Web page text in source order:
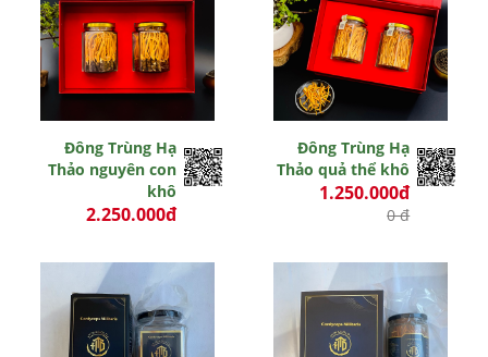
Đông Trùng Hạ
Thảo nguyên con
khô
2.250.000đ
Đông Trùng Hạ
Thảo quả thể khô
1.250.000đ
0 đ